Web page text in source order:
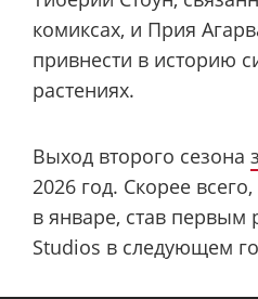
комиксах, и Прия
привнести в историю
растениях.
Выход второго сезона
2026 год. Скорее
в январе, став первым
Studios в следующем